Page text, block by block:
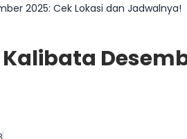
2025: Cek Lokasi dan Jadwalnya!
Kalibata